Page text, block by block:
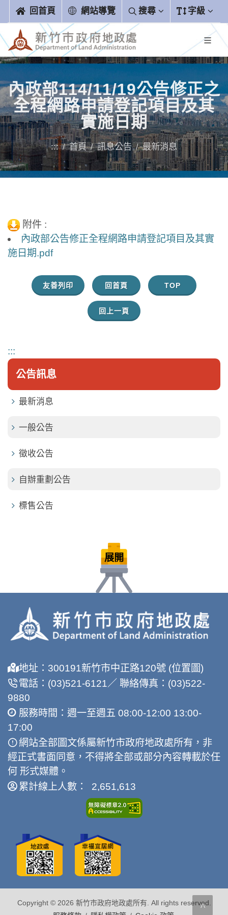
跳到主要內容區塊
回首頁 網站導覽 搜尋 字級
內政部114/11/19公告修正之
全程網路申請登記項目及其
實施日期
::: 首頁 訊息公告 最新消息
:::
公告訊息
最新消息
一般公告
徵收公告
自辦重劃公告
標售公告
附件 :
內政部公告修正全程網路申請登記項目及其實
施日期.pdf
友善列印 回首頁 TOP
回上一頁
展開
地址：300191新竹市中正路120號 (位置圖)
電話：(03)521-6121／ 聯絡傳真：(03)522-
9880
服務時間：週一至週五 08:00-12:00 13:00-
17:00
網站全部圖文係屬新竹市政府地政處所有，非
經正式書面同意，不得將全部或部分內容轉載於任
何 形式媒體。
累計線上人數： 2,651,613
Copyright © 2026 新竹市政府地政處所有. All rights reserved.